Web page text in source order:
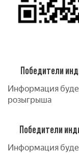
Победители
Информация
розыгрыша
Победители
Информация